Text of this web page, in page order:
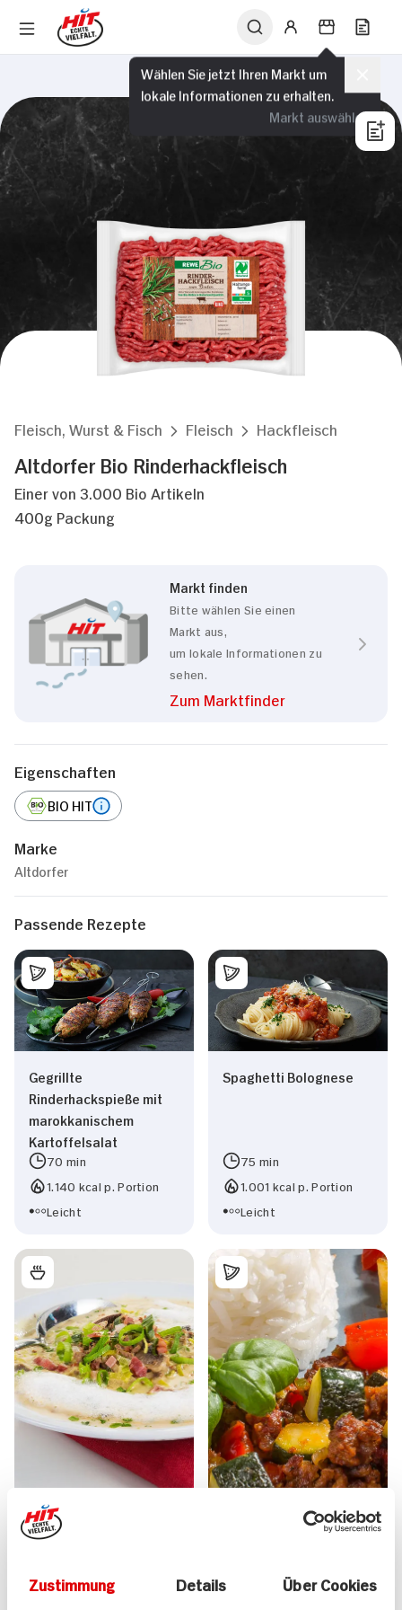
Zustimmung Details Über Cookies
Wählen Sie jetzt Ihren Markt um
lokale Informationen zu erhalten.
Markt auswählen
Fleisch, Wurst & Fisch Fleisch Hackfleisch
Altdorfer Bio Rinderhackfleisch
Einer von 3.000 Bio Artikeln
400g Packung
Markt finden
Bitte wählen Sie einen
Markt aus,
um lokale Informationen zu
sehen.
Zum Marktfinder
Eigenschaften
BIO HIT
Marke
Altdorfer
Passende Rezepte
Gegrillte
Rinderhackspieße mit
marokkanischem
Kartoffelsalat
70 min
1.140 kcal p. Portion
Leicht
Spaghetti Bolognese
75 min
1.001 kcal p. Portion
Leicht
Käse-Lauch-Suppe für 2
45 min